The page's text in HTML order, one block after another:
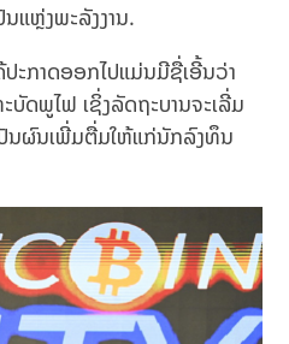
ແຫຼ່ງພະລັງງານ.
ະກາດອອກໄປແມ່ນມີຊື່ເອີ້ນວ່າ
ດພູໄຟ ເຊິ່ງລັດຖະບານຈະເລີ່ມ
ນຜົນເພີ່ມຕື່ມໃຫ້ແກ່ນັກລົງທຶນ